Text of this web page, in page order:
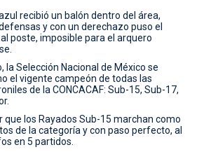
recibió un balón dentro del área,
y con un derechazo puso el
poste, imposible para el arquero
la Selección Nacional de México se
el vigente campeón de todas las
de la CONCACAF: Sub-15, Sub-17,
que los Rayados Sub-15 marchan como
de la categoría y con paso perfecto, al
en 5 partidos.